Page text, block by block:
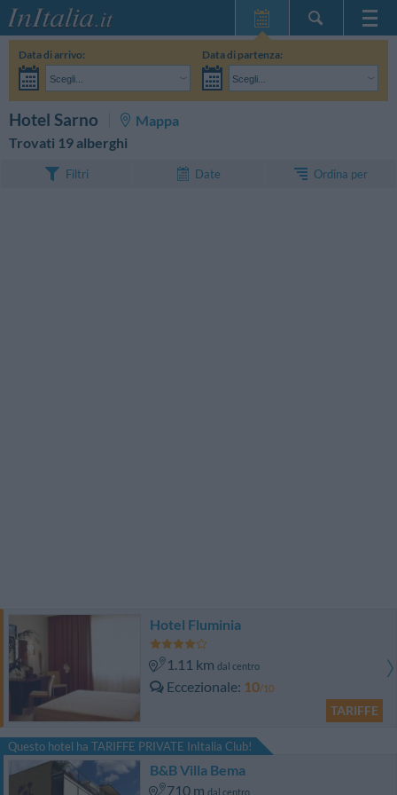
Home Page
Le mie Prenotazioni
InItalia Club
Data di arrivo:
Scegli...
Data di partenza:
Scegli...
Hotel Sarno
Mappa
Trovati 19 alberghi
Filtri Date Ordina per
Hotel Fluminia
1.11 km dal centro
Eccezionale 10/10
TARIFFE
Questo hotel ha TARIFFE PRIVATE InItalia Club!
B&B Villa Bema
710 m dal centro